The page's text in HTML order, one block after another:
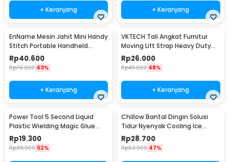
+ Keranjang + Keranjang
EnName Mesin Jahit Mini Handy
Stitch Portable Handheld
Sewing Machine - CS-101B
Rp40.600
Rp70.900 43%
+ Keranjang
VKTECH Tali Angkat Furnitur
Moving Lift Strap Heavy Duty
50kg 2 PCS - VK965
Rp26.000
Rp49.900 48%
+ Keranjang
Power Tool 5 Second Liquid
Plastic Wielding Magic Glue
Lem Ajaib
Rp19.300
Rp39.900 52%
Chillow Bantal Dingin Solusi
Tidur Nyenyak Cooling Ice
Pillow - PR776
Rp28.700
Rp53.900 47%